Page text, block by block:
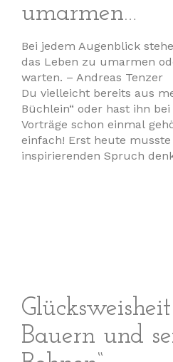
umarmen…
Bei jedem Augenblick
das Leben zu umarmen
warten. – Andreas Tenzer
Du vielleicht bereits aus
Büchlein“ oder hast ihn
Vorträge schon einmal
einfach! Erst heute
inspirierenden Spruch
Bauern und